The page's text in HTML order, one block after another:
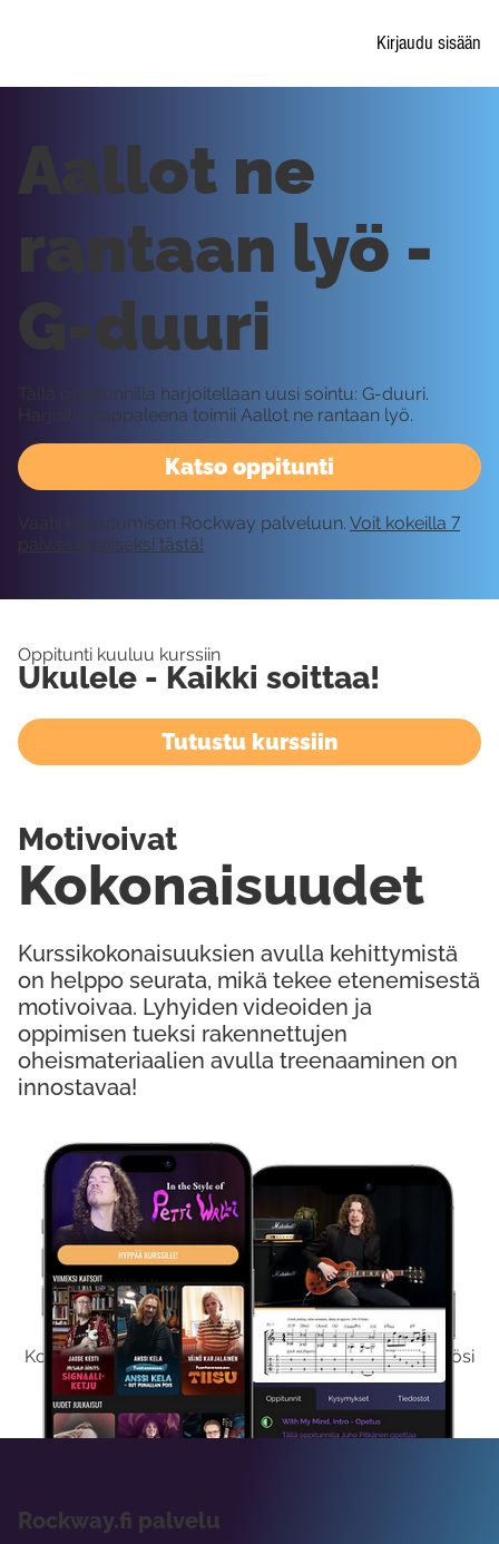
Kirjaudu sisään
Kokeile Ilmaiseksi
Kokeilemalla ilmaiseksi saat koko sisältömme käyttöösi
viikon ajaksi.
Katso oppitunti
Aallot ne
rantaan lyö -
G-duuri
Tällä oppitunnilla harjoitellaan uusi sointu: G-duuri.
Harjoituskappaleena toimii Aallot ne rantaan lyö.
Vaatii kirjautumisen Rockway palveluun. Voit kokeilla 7
päivää ilmaiseksi tästä!
Oppitunti kuuluu kurssiin
Ukulele - Kaikki soittaa!
Tutustu kurssiin
Kurssikokonaisuuksien avulla kehittymistä
on helppo seurata, mikä tekee etenemisestä
motivoivaa. Lyhyiden videoiden ja
oppimisen tueksi rakennettujen
oheismateriaalien avulla treenaaminen on
innostavaa!
Kokonaisuudet
Motivoivat
Rockway.fi palvelu